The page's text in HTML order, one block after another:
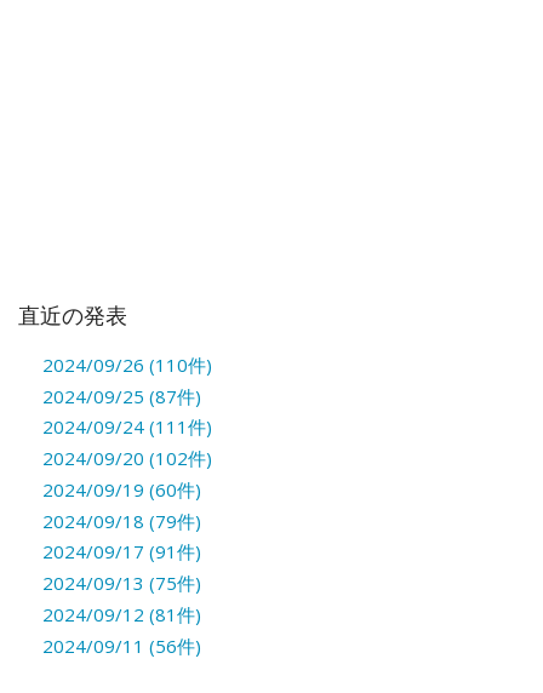
直近の発表
2024/09/26 (110件)
2024/09/25 (87件)
2024/09/24 (111件)
2024/09/20 (102件)
2024/09/19 (60件)
2024/09/18 (79件)
2024/09/17 (91件)
2024/09/13 (75件)
2024/09/12 (81件)
2024/09/11 (56件)